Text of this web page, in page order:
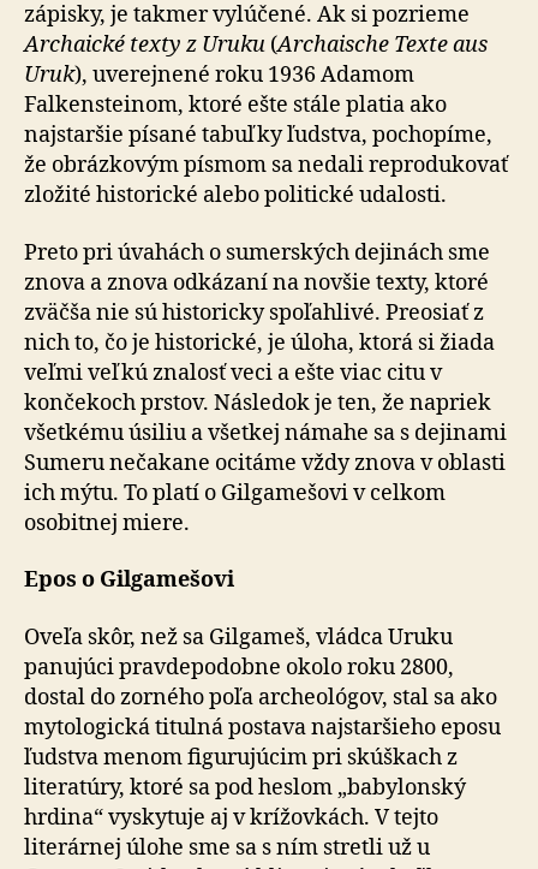
zápisky, je takmer vylúčené. Ak si pozrieme
Archaické texty z Uruku (Archaische Texte aus
Uruk), uverejnené roku 1936 Adamom
Falkensteinom, ktoré ešte stále platia ako
najstaršie písané tabuľky ľudstva, pochopíme,
že obrázkovým písmom sa nedali reprodukovať
zložité historické alebo politické udalosti.
Preto pri úvahách o sumerských dejinách sme
znova a znova odkázaní na novšie texty, ktoré
zväčša nie sú historicky spoľahlivé. Preosiať z
nich to, čo je historické, je úloha, ktorá si žiada
veľmi veľkú znalosť veci a ešte viac citu v
končekoch prstov. Následok je ten, že napriek
všetkému úsiliu a všetkej námahe sa s dejinami
Sumeru nečakane ocitáme vždy znova v oblasti
ich mýtu. To platí o Gilgamešovi v celkom
osobitnej miere.
Epos o Gilgamešovi
Oveľa skôr, než sa Gilgameš, vládca Uruku
panujúci pravdepodobne okolo roku 2800,
dostal do zorného poľa archeológov, stal sa ako
mytologická titulná postava najstaršieho eposu
ľudstva menom figurujúcim pri skúškach z
literatúry, ktoré sa pod heslom „babylonský
hrdina“ vyskytuje aj v krížovkách. V tejto
literárnej úlohe sme sa s ním stretli už u